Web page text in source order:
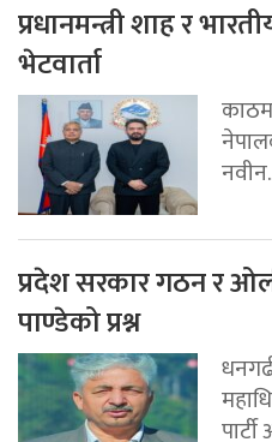
प्रधानमन्त्री शाह र
भेटवार्ता
प्रदेश सरकार गठन र
पाण्डेको प्रश्न